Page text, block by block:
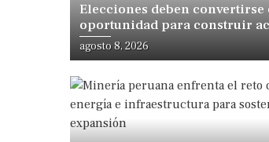
Elecciones deben convertirse
oportunidad para construir
desarrollo, sostiene
agosto 8, 2026